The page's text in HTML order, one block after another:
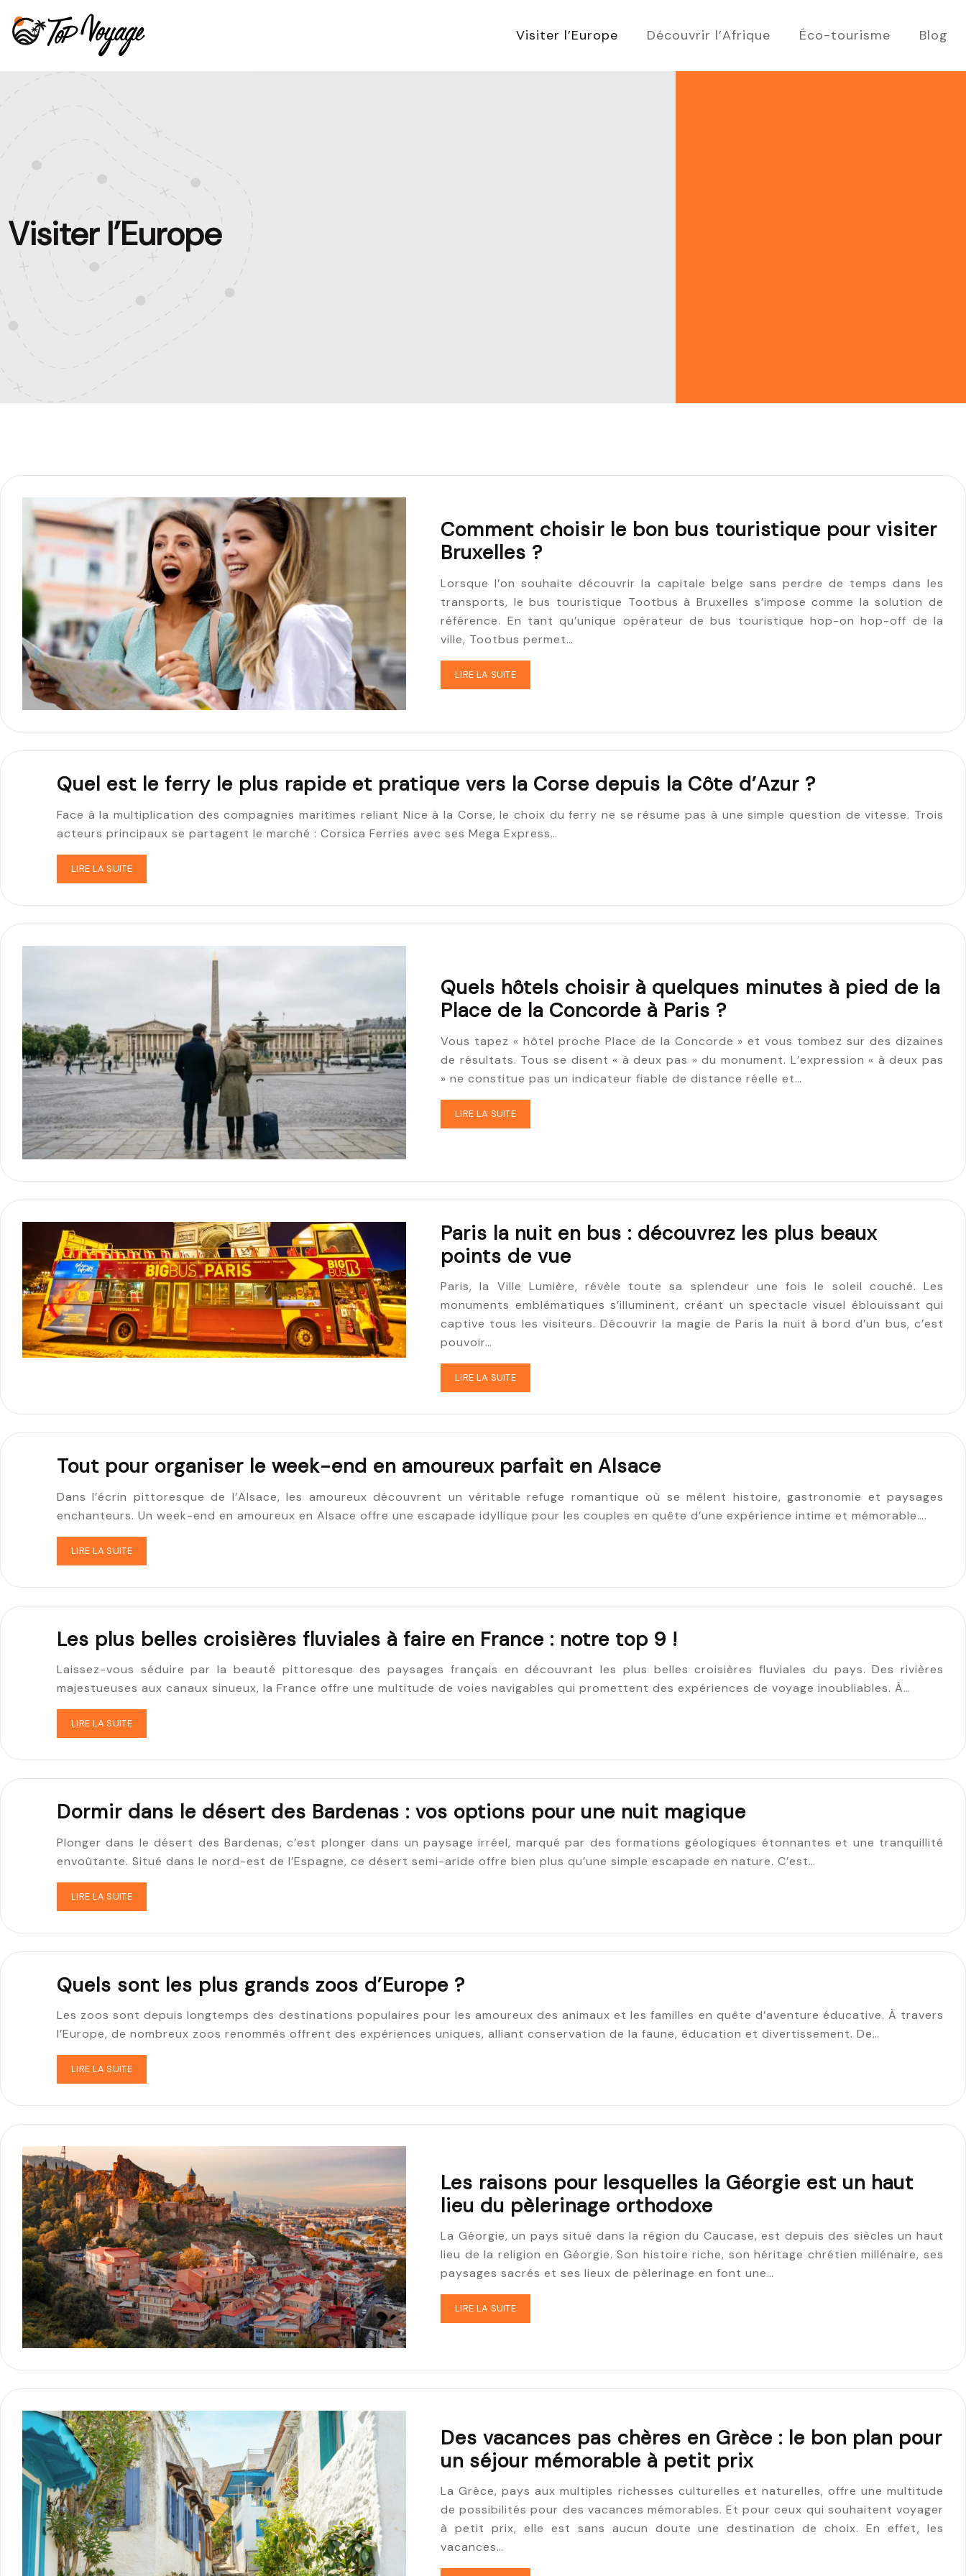
Visiter l’Europe Découvrir l’Afrique Éco-tourisme Blog
Visiter l’Europe
Comment choisir le bon bus touristique pour visiter
Bruxelles ?
Lorsque l’on souhaite découvrir la capitale belge sans perdre de temps dans les
transports, le bus touristique Tootbus à Bruxelles s’impose comme la solution de
référence. En tant qu’unique opérateur de bus touristique hop-on hop-off de la
ville, Tootbus permet…
LIRE LA SUITE
Quel est le ferry le plus rapide et pratique vers la Corse depuis la Côte d’Azur ?
Face à la multiplication des compagnies maritimes reliant Nice à la Corse, le choix du ferry ne se résume pas à une simple question de vitesse. Trois
acteurs principaux se partagent le marché : Corsica Ferries avec ses Mega Express…
LIRE LA SUITE
Quels hôtels choisir à quelques minutes à pied de la
Place de la Concorde à Paris ?
Vous tapez « hôtel proche Place de la Concorde » et vous tombez sur des dizaines
de résultats. Tous se disent « à deux pas » du monument. L’expression « à deux pas
» ne constitue pas un indicateur fiable de distance réelle et…
LIRE LA SUITE
Paris la nuit en bus : découvrez les plus beaux
points de vue
Paris, la Ville Lumière, révèle toute sa splendeur une fois le soleil couché. Les
monuments emblématiques s’illuminent, créant un spectacle visuel éblouissant qui
captive tous les visiteurs. Découvrir la magie de Paris la nuit à bord d’un bus, c’est
pouvoir…
LIRE LA SUITE
Tout pour organiser le week-end en amoureux parfait en Alsace
Dans l’écrin pittoresque de l’Alsace, les amoureux découvrent un véritable refuge romantique où se mêlent histoire, gastronomie et paysages
enchanteurs. Un week-end en amoureux en Alsace offre une escapade idyllique pour les couples en quête d’une expérience intime et mémorable….
LIRE LA SUITE
Les plus belles croisières fluviales à faire en France : notre top 9 !
Laissez-vous séduire par la beauté pittoresque des paysages français en découvrant les plus belles croisières fluviales du pays. Des rivières
majestueuses aux canaux sinueux, la France offre une multitude de voies navigables qui promettent des expériences de voyage inoubliables. À…
LIRE LA SUITE
Dormir dans le désert des Bardenas : vos options pour une nuit magique
Plonger dans le désert des Bardenas, c’est plonger dans un paysage irréel, marqué par des formations géologiques étonnantes et une tranquillité
envoûtante. Situé dans le nord-est de l’Espagne, ce désert semi-aride offre bien plus qu’une simple escapade en nature. C’est…
LIRE LA SUITE
Quels sont les plus grands zoos d’Europe ?
Les zoos sont depuis longtemps des destinations populaires pour les amoureux des animaux et les familles en quête d’aventure éducative. À travers
l’Europe, de nombreux zoos renommés offrent des expériences uniques, alliant conservation de la faune, éducation et divertissement. De…
LIRE LA SUITE
Les raisons pour lesquelles la Géorgie est un haut
lieu du pèlerinage orthodoxe
La Géorgie, un pays situé dans la région du Caucase, est depuis des siècles un haut
lieu de la religion en Géorgie. Son histoire riche, son héritage chrétien millénaire, ses
paysages sacrés et ses lieux de pèlerinage en font une…
LIRE LA SUITE
Des vacances pas chères en Grèce : le bon plan pour
un séjour mémorable à petit prix
La Grèce, pays aux multiples richesses culturelles et naturelles, offre une multitude
de possibilités pour des vacances mémorables. Et pour ceux qui souhaitent voyager
à petit prix, elle est sans aucun doute une destination de choix. En effet, les
vacances…